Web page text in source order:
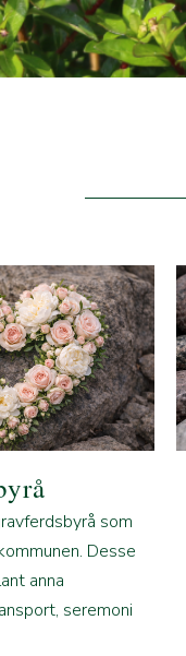
som
Desse
anna
seremoni